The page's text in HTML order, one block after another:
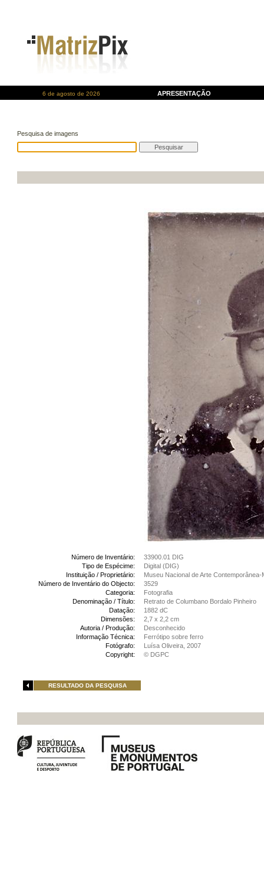
6 de agosto de 2026 APRESENTAÇÃO
Pesquisa de imagens
Número de Inventário:
33900.01 DIG
Tipo de Espécime:
Digital (DIG)
Instituição / Proprietário:
Museu Nacional de Arte Contemporânea-
Número de Inventário do Objecto:
3529
Categoria:
Fotografia
Denominação / Título:
Retrato de Columbano Bordalo Pinheiro
Datação:
1882 dC
Dimensões:
2,7 x 2,2 cm
Autoria / Produção:
Desconhecido
Informação Técnica:
Ferrótipo sobre ferro
Fotógrafo:
Luísa Oliveira, 2007
Copyright:
© DGPC
RESULTADO DA PESQUISA